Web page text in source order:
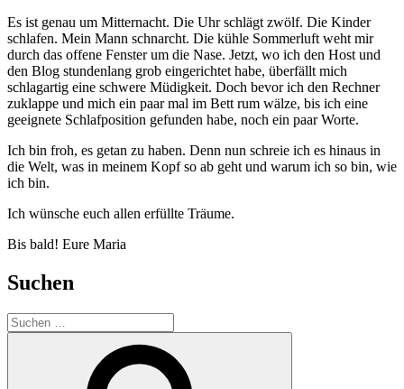
Es ist genau um Mitternacht. Die Uhr schlägt zwölf. Die Kinder
schlafen. Mein Mann schnarcht. Die kühle Sommerluft weht mir
durch das offene Fenster um die Nase. Jetzt, wo ich den Host und
den Blog stundenlang grob eingerichtet habe, überfällt mich
schlagartig eine schwere Müdigkeit. Doch bevor ich den Rechner
zuklappe und mich ein paar mal im Bett rum wälze, bis ich eine
geeignete Schlafposition gefunden habe, noch ein paar Worte.
Ich bin froh, es getan zu haben. Denn nun schreie ich es hinaus in
die Welt, was in meinem Kopf so ab geht und warum ich so bin, wie
ich bin.
Ich wünsche euch allen erfüllte Träume.
Bis bald! Eure Maria
Suchen
Suche
nach: